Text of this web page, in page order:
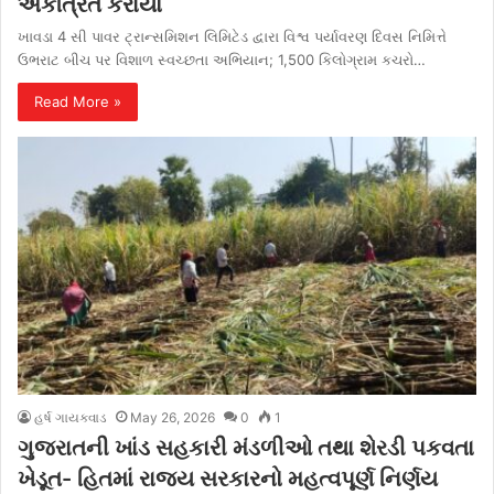
ખાવડા 4 સી પાવર ટ્રાન્સમિશન લિમિટેડ દ્વારા વિશ્વ પર્યાવરણ દિવસ નિમિત્તે
ઉભરાટ બીચ પર વિશાળ સ્વચ્છતા અભિયાન; 1,500 કિલોગ્રામ કચરો…
Read More »
હર્ષ ગાયક્વાડ May 26, 2026 0 1
ગુજરાતની ખાંડ સહકારી મંડળીઓ તથા શેરડી પકવતા
ખેડૂત- હિતમાં રાજ્ય સરકારનો મહત્વપૂર્ણ નિર્ણય